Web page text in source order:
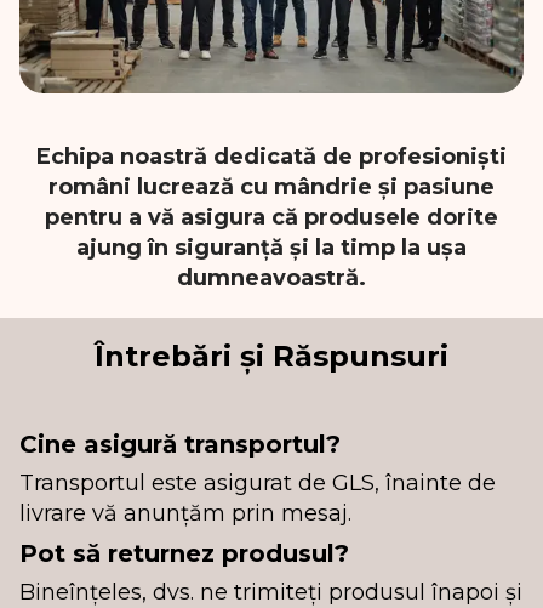
Echipa noastră dedicată de profesioniști
români lucrează cu mândrie și pasiune
pentru a vă asigura că produsele dorite
ajung în siguranță și la timp la ușa
dumneavoastră.
Întrebări și Răspunsuri
Cine asigură transportul?
Transportul este asigurat de GLS, înainte de
livrare vă anunțăm prin mesaj.
Pot să returnez produsul?
Bineînțeles, dvs. ne trimiteți produsul înapoi și